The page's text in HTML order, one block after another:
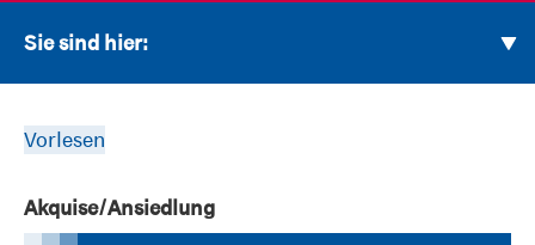
Sie sind hier:
Vorlesen
Akquise/Ansiedlung